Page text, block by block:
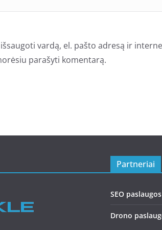
vardą, el. pašto adresą ir
parašyti komentarą.
Partneriai
SEO paslaugos
Drono